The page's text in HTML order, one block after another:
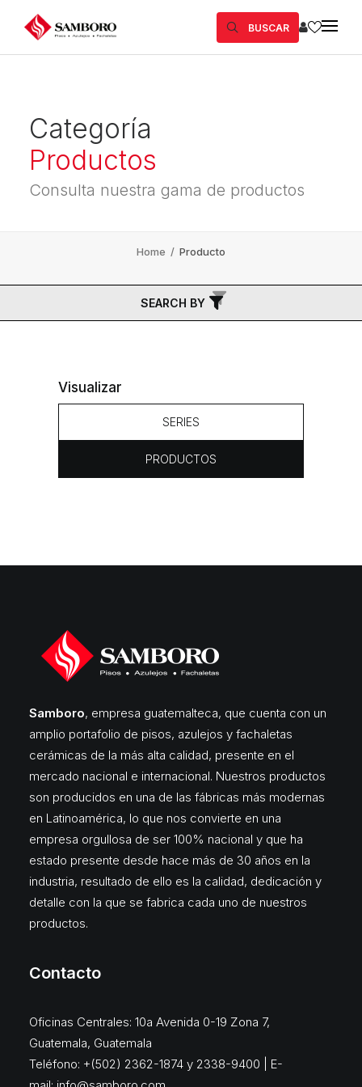
BUSCAR
Categoría
Productos
Consulta nuestra gama de productos
Home / Producto
SEARCH BY
Visualizar
SERIES
PRODUCTOS
Samboro, empresa guatemalteca, que cuenta con un
amplio portafolio de pisos, azulejos y fachaletas
cerámicas de la más alta calidad, presente en el
mercado nacional e internacional. Nuestros productos
son producidos en una de las fábricas más modernas
en Latinoamérica, lo que nos convierte en una
empresa orgullosa de ser 100% nacional y que ha
estado presente desde hace más de 30 años en la
industria, resultado de ello es la calidad, dedicación y
detalle con la que se fabrica cada uno de nuestros
productos.
Contacto
Oficinas Centrales: 10a Avenida 0-19 Zona 7,
Guatemala, Guatemala
Teléfono: +(502) 2362-1874 y 2338-9400 | E-